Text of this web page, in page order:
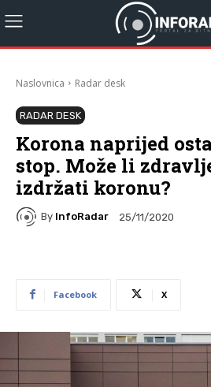
Naslovnica Radar desk
RADAR DESK
Korona naprijed
stop. Može li
izdržati koronu?
By InfoRadar 25/11/2020
Facebook X